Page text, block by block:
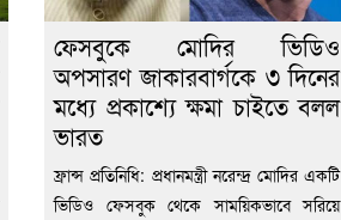
ফেসবুকে মোদির ভিডিও
অপসারণ জাকারবার্গকে ৩ দিনের
মধ্যে প্রকাশ্যে ক্ষমা চাইতে বলল
ভারত
ফ্রান্স প্রতিনিধি: প্রধানমন্ত্রী নরেন্দ্র মোদির একটি
ভিডিও ফেসবুক থেকে সাময়িকভাবে সরিয়ে